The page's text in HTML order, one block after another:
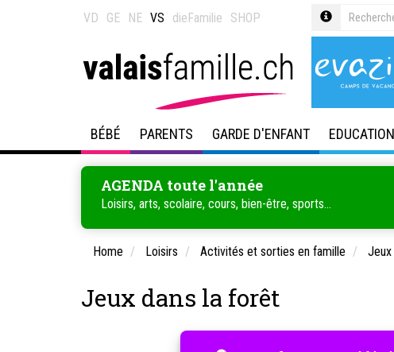
VD GE NE VS dieFamilie SHOP
BÉBÉ PARENTS GARDE D'ENFANT EDUCATION
AGENDA toute l'année
Loisirs, arts, scolaire, cours, bien-être, sports...
Home Loisirs Activités et sorties en famille
Jeux dans la forêt